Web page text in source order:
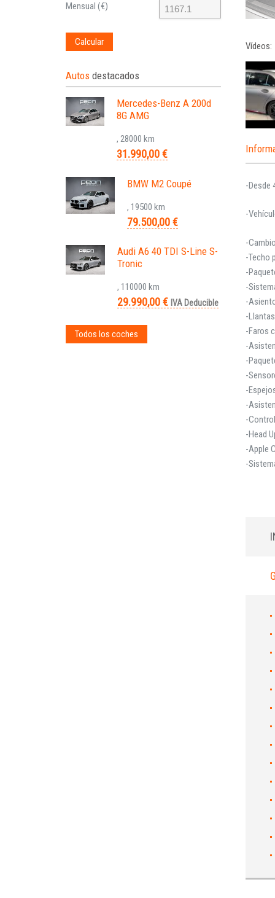
Vídeos:
-Desde
-
-
-Techo
-
-
-
-
-Faros
-
-
-
-
-
-
-Head
-Apple
-
Mensual (€)
Calcular
Autos destacados
Mercedes-Benz A 200d
8G AMG
, 28000 km
31.990,00 €
BMW M2 Coupé
, 19500 km
79.500,00 €
Audi A6 40 TDI S-Line S-
Tronic
, 110000 km
29.990,00 €IVA Deducible
Todos los coches